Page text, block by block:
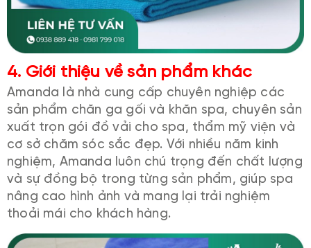
4. Giới thiệu về sản phẩm khác
Amanda là nhà cung cấp chuyên nghiệp các
sản phẩm chăn ga gối và khăn spa, chuyên sản
xuất trọn gói đồ vải cho spa, thẩm mỹ viện và
cơ sở chăm sóc sắc đẹp. Với nhiều năm kinh
nghiệm, Amanda luôn chú trọng đến chất lượng
và sự đồng bộ trong từng sản phẩm, giúp spa
nâng cao hình ảnh và mang lại trải nghiệm
thoải mái cho khách hàng.